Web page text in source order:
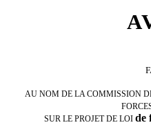
AU NOM DE LA COMMISSION
SUR LE PROJET DE LOI de